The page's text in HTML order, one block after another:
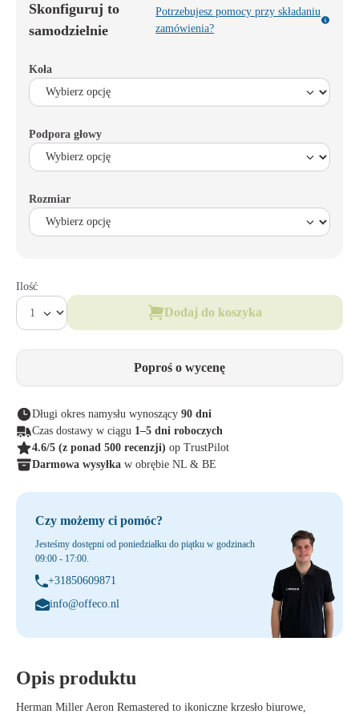
Skonfiguruj to
samodzielnie
Potrzebujesz pomocy przy składaniu
zamówienia?
Koła
Podpora głowy
Rozmiar
Ilość
Dodaj do koszyka
Poproś o wycenę
Długi okres namysłu wynoszący 90 dni
Czas dostawy w ciągu 1–5 dni roboczych
4.6/5 (z ponad 500 recenzji) op TrustPilot
Darmowa wysyłka w obrębie NL & BE
Czy możemy ci pomóc?
Jesteśmy dostępni od poniedziałku do piątku w godzinach
09:00 - 17:00.
+31850609871
info@offeco.nl
Opis produktu
Herman Miller Aeron Remastered to ikoniczne krzesło biurowe,